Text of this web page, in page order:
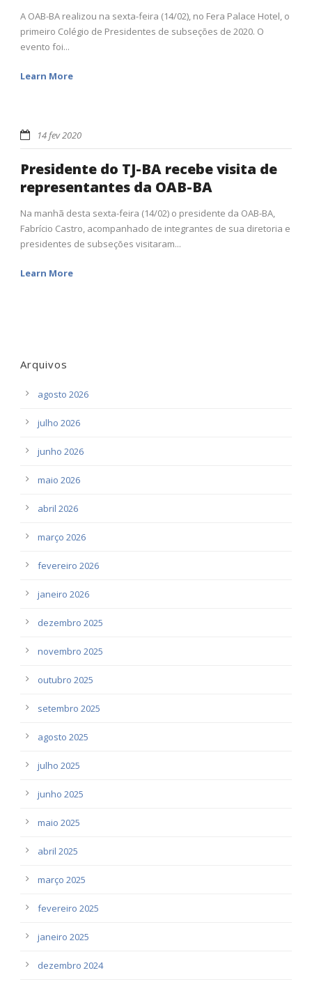
A OAB-BA realizou na sexta-feira (14/02), no Fera Palace Hotel, o
primeiro Colégio de Presidentes de subseções de 2020. O
evento foi...
Learn More
14 fev 2020
Presidente do TJ-BA recebe visita de
representantes da OAB-BA
Na manhã desta sexta-feira (14/02) o presidente da OAB-BA,
Fabrício Castro, acompanhado de integrantes de sua diretoria e
presidentes de subseções visitaram...
Learn More
Arquivos
agosto 2026
julho 2026
junho 2026
maio 2026
abril 2026
março 2026
fevereiro 2026
janeiro 2026
dezembro 2025
novembro 2025
outubro 2025
setembro 2025
agosto 2025
julho 2025
junho 2025
maio 2025
abril 2025
março 2025
fevereiro 2025
janeiro 2025
dezembro 2024